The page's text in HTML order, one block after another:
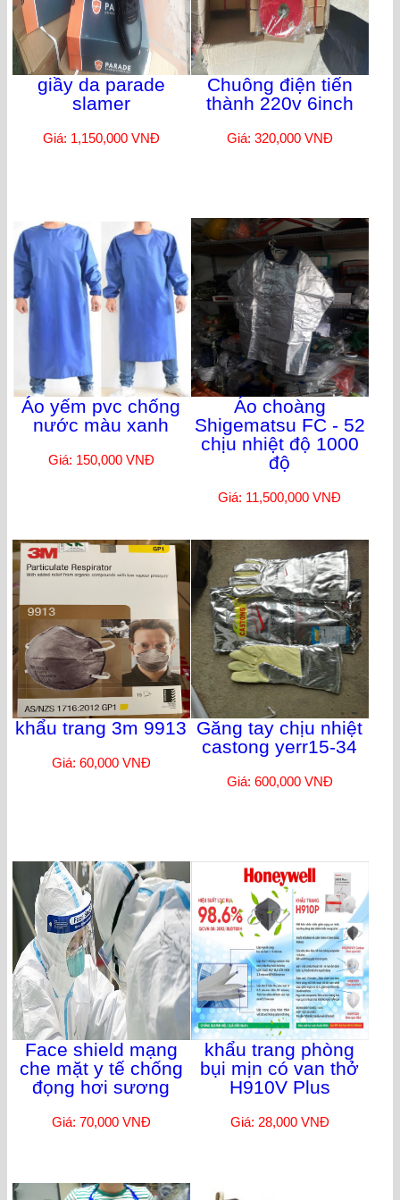
giầy da parade
slamer
Giá: 1,150,000 VNĐ
Chuông điện tiến
thành 220v 6inch
Giá: 320,000 VNĐ
Áo yếm pvc chống
nước màu xanh
Giá: 150,000 VNĐ
Áo choàng
Shigematsu FC - 52
chịu nhiệt độ 1000
độ
Giá: 11,500,000 VNĐ
khẩu trang 3m 9913
Giá: 60,000 VNĐ
Găng tay chịu nhiệt
castong yerr15-34
Giá: 600,000 VNĐ
Face shield mạng
che mặt y tế chống
đọng hơi sương
Giá: 70,000 VNĐ
khẩu trang phòng
bụi mịn có van thở
H910V Plus
Giá: 28,000 VNĐ